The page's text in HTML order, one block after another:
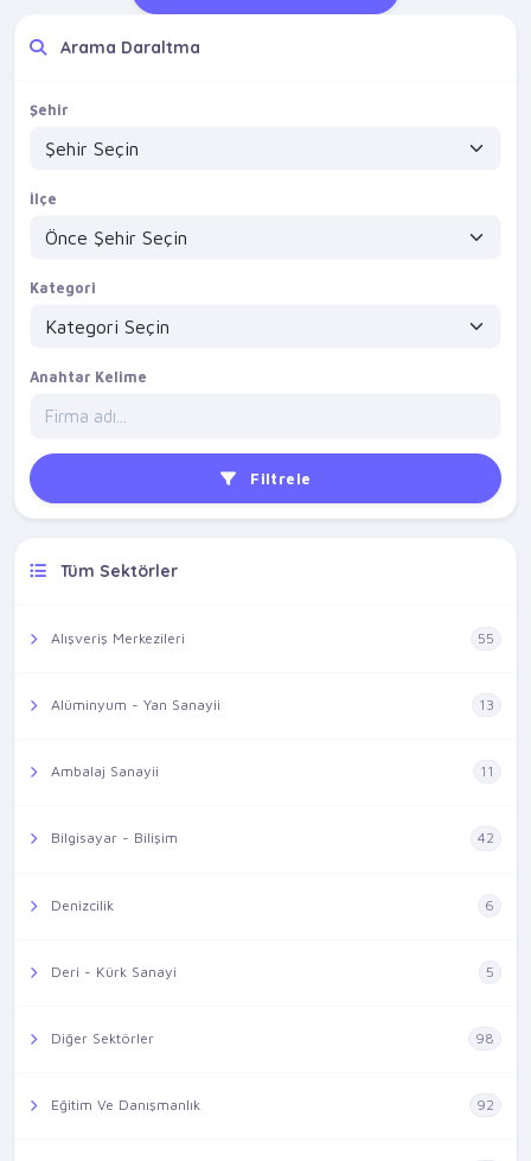
Arama Daraltma
Şehir
İlçe
Kategori
Anahtar Kelime
Filtrele
Tüm Sektörler
Alışveriş Merkezileri 55
Alüminyum - Yan Sanayii 13
Ambalaj Sanayii 11
Bilgisayar - Bilişim 42
Denizcilik 6
Deri - Kürk Sanayi 5
Diğer Sektörler 98
Eğitim Ve Danışmanlık 92